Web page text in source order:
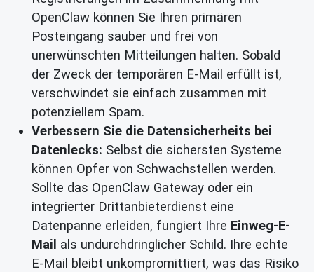
OpenClaw können Sie Ihren primären
Posteingang sauber und frei von
unerwünschten Mitteilungen halten. Sobald
der Zweck der temporären E-Mail erfüllt ist,
verschwindet sie einfach zusammen mit
potenziellem Spam.
Verbessern Sie die Datensicherheits bei
Datenlecks: Selbst die sichersten Systeme
können Opfer von Schwachstellen werden.
Sollte das OpenClaw Gateway oder ein
integrierter Drittanbieterdienst eine
Datenpanne erleiden, fungiert Ihre Einweg-E-
Mail als undurchdringlicher Schild. Ihre echte
E-Mail bleibt unkompromittiert, was das Risiko